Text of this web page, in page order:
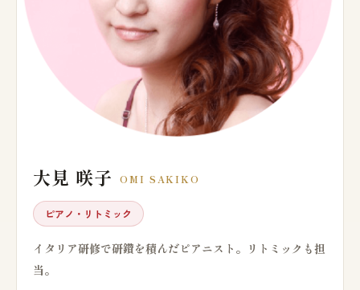
大見 咲子 OMI SAKIKO
ピアノ・リトミック
イタリア研修で研鑽を積んだピアニスト。リトミックも担
当。